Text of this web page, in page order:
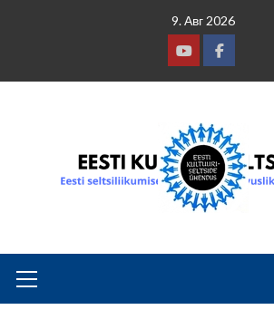
9. Авг 2026
YoutubeFacebook
Menu